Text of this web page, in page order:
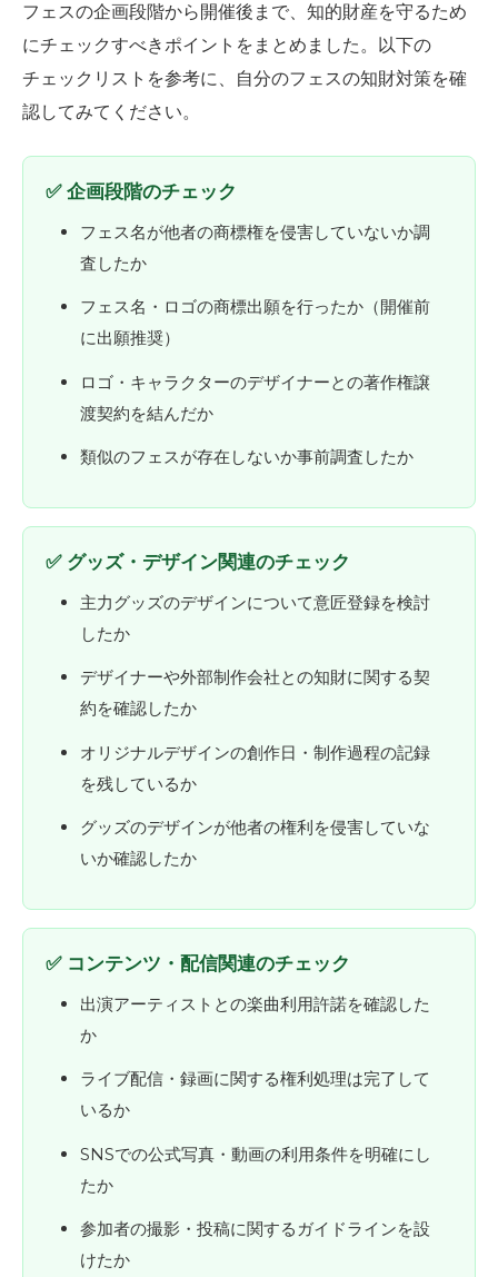
フェスの企画段階から開催後まで、知的財産を守るため
にチェックすべきポイントをまとめました。以下の
チェックリストを参考に、自分のフェスの知財対策を確
認してみてください。
✅ 企画段階のチェック
フェス名が他者の商標権を侵害していないか調
査したか
フェス名・ロゴの商標出願を行ったか（開催前
に出願推奨）
ロゴ・キャラクターのデザイナーとの著作権譲
渡契約を結んだか
類似のフェスが存在しないか事前調査したか
✅ グッズ・デザイン関連のチェック
主力グッズのデザインについて意匠登録を検討
したか
デザイナーや外部制作会社との知財に関する契
約を確認したか
オリジナルデザインの創作日・制作過程の記録
を残しているか
グッズのデザインが他者の権利を侵害していな
いか確認したか
✅ コンテンツ・配信関連のチェック
出演アーティストとの楽曲利用許諾を確認した
か
ライブ配信・録画に関する権利処理は完了して
いるか
SNSでの公式写真・動画の利用条件を明確にし
たか
参加者の撮影・投稿に関するガイドラインを設
けたか